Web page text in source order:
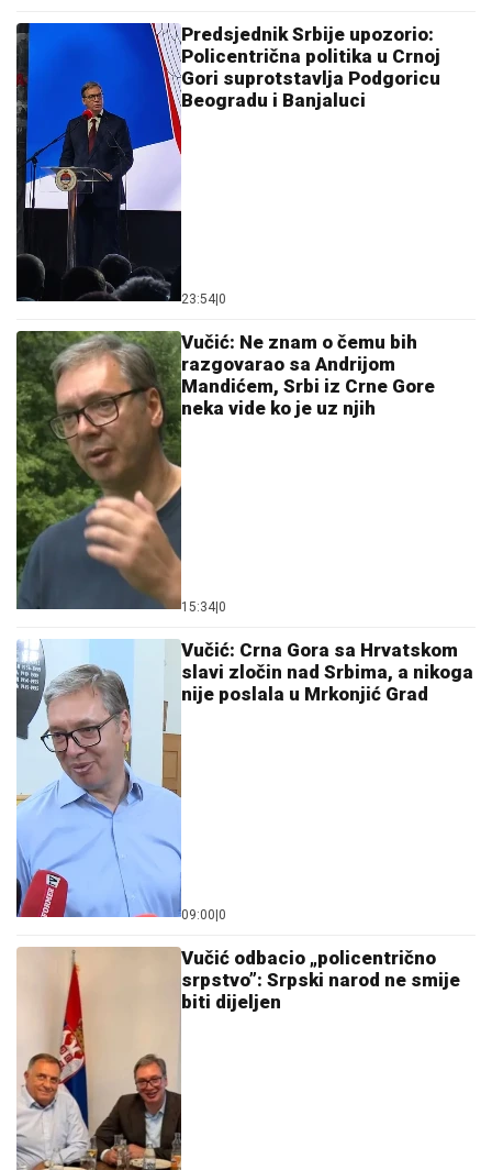
Predsjednik Srbije upozorio:
Policentrična politika u Crnoj
Gori suprotstavlja Podgoricu
Beogradu i Banjaluci
23:54 0
Vučić: Ne znam o čemu bih
razgovarao sa Andrijom
Mandićem, Srbi iz Crne Gore
neka vide ko je uz njih
15:34 0
Vučić: Crna Gora sa Hrvatskom
slavi zločin nad Srbima, a nikoga
nije poslala u Mrkonjić Grad
09:00 0
Vučić odbacio „policentrično
srpstvo”: Srpski narod ne smije
biti dijeljen